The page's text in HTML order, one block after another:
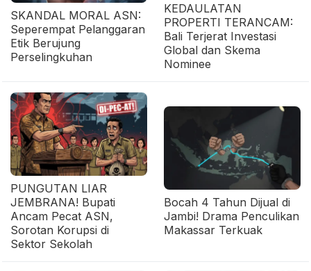
SKANDAL MORAL ASN:
Seperempat Pelanggaran
Etik Berujung
Perselingkuhan
KEDAULATAN
PROPERTI TERANCAM:
Bali Terjerat Investasi
Global dan Skema
Nominee
PUNGUTAN LIAR
JEMBRANA! Bupati
Ancam Pecat ASN,
Sorotan Korupsi di
Sektor Sekolah
Bocah 4 Tahun Dijual di
Jambi! Drama Penculikan
Makassar Terkuak